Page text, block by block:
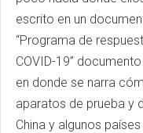
escrito en un
“Programa de
COVID-19”
en donde se narra
aparatos de prueba y
China y algunos